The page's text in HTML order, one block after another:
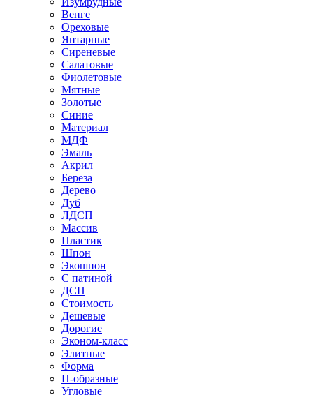
Венге
Ореховые
Янтарные
Сиреневые
Салатовые
Фиолетовые
Мятные
Золотые
Синие
Материал
МДФ
Эмаль
Акрил
Береза
Дерево
Дуб
ЛДСП
Массив
Пластик
Шпон
Экошпон
С патиной
ДСП
Стоимость
Дешевые
Дорогие
Эконом-класс
Элитные
Форма
П-образные
Угловые